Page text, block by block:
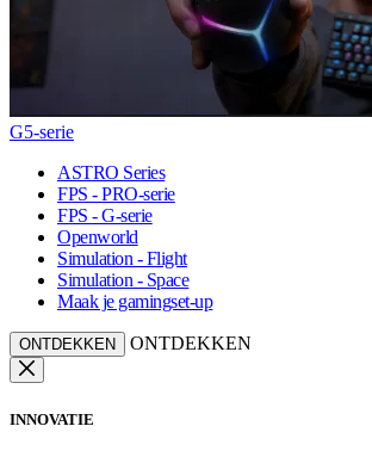
G5-serie
ASTRO Series
FPS - PRO-serie
FPS - G-serie
Openworld
Simulation - Flight
Simulation - Space
Maak je gamingset-up
ONTDEKKEN ONTDEKKEN
INNOVATIE